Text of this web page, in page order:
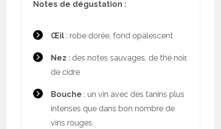
Notes de dégustation :
Œil: robe dorée, fond opalescent
Nez : des notes sauvages, de thé noir,
de cidre
Bouche : un vin avec des tanins plus
intenses que dans bon nombre de
vins rouges